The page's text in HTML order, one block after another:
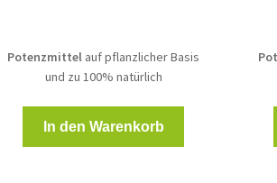
Potenzmittel auf pflanzlicher Basis
und zu 100% natürlich
In den Warenkorb